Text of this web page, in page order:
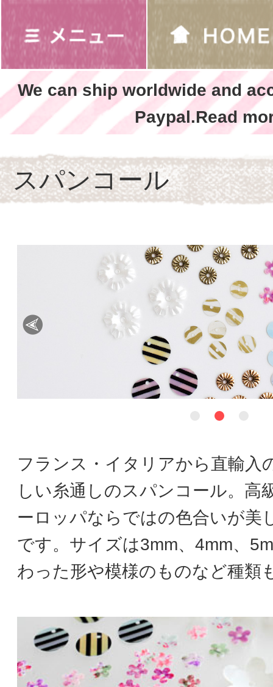
We can ship worldwide and
Paypal.Read
スパンコール
フランス・イタリアから直輸入
しい糸通しのスパンコール。高
ーロッパならではの色合いが美
です。サイズは3mm、4mm、
わった形や模様のものなど種類